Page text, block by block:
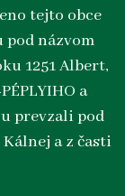
tejto obce
pod názvom
1251 Albert,
a
prevzali pod
a z časti